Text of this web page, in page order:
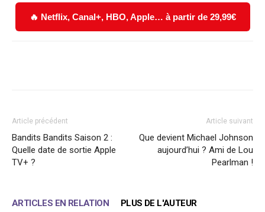
🔥 Netflix, Canal+, HBO, Apple… à partir de 29,99€
Article précédent
Bandits Bandits Saison 2 :
Quelle date de sortie Apple
TV+ ?
Article suivant
Que devient Michael Johnson
aujourd’hui ? Ami de Lou
Pearlman !
ARTICLES EN RELATION PLUS DE L'AUTEUR